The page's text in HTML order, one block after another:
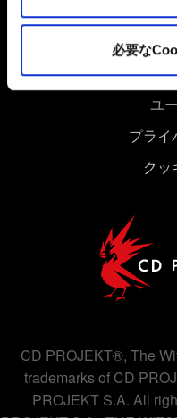
細は、下記の「設定」メ
必要な
ユ
プライ
クッ
CD PROJEKT®, The
trademarks of CD
PROJEKT S.A. All